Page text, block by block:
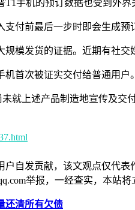
T1手机的预订数据也受到外
付前最后一步时即会生成
规模发货的证据。近期有社
机首次被证实交付给普通用户
未就上述产品制造地宣传及交
户自发贡献，该文观点仅代
举报，一经查实，本站
还清所有欠债